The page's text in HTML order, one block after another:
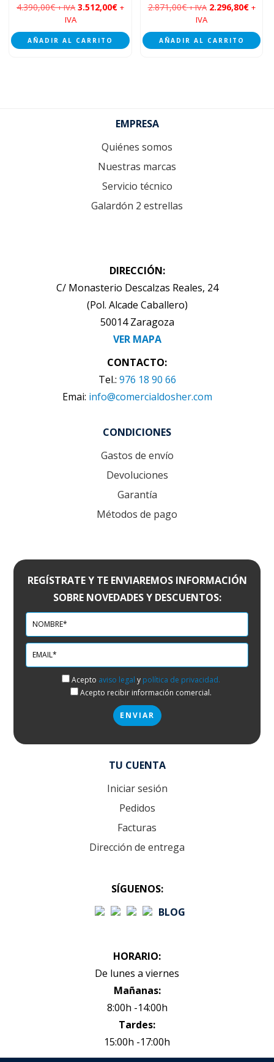
4.390,00€ + IVA 3.512,00€ +
IVA
AÑADIR AL CARRITO
2.871,00€ + IVA 2.296,80€ +
IVA
AÑADIR AL CARRITO
EMPRESA
Quiénes somos
Nuestras marcas
Servicio técnico
Galardón 2 estrellas
DIRECCIÓN:
C/ Monasterio Descalzas Reales, 24
(Pol. Alcade Caballero)
50014 Zaragoza
VER MAPA
CONTACTO:
Tel.: 976 18 90 66
Emai: info@comercialdosher.com
CONDICIONES
Gastos de envío
Devoluciones
Garantía
Métodos de pago
REGÍSTRATE Y TE ENVIAREMOS INFORMACIÓN
SOBRE NOVEDADES Y DESCUENTOS:
Acepto aviso legal y política de privacidad.
Acepto recibir información comercial.
TU CUENTA
Iniciar sesión
Pedidos
Facturas
Dirección de entrega
SÍGUENOS:
BLOG
HORARIO:
De lunes a viernes
Mañanas:
8:00h -14:00h
Tardes:
15:00h -17:00h